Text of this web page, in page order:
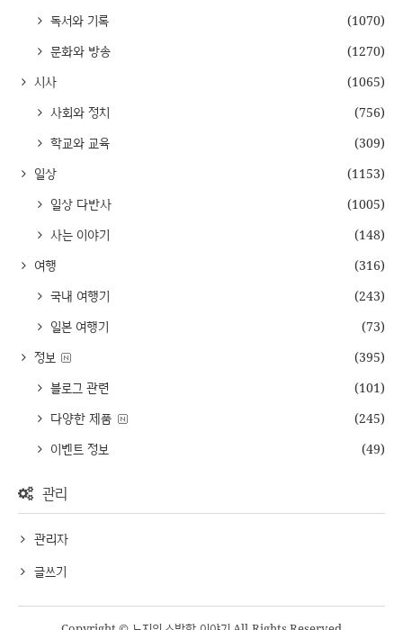
독서와 기록
(1070)
문화와 방송
(1270)
시사
(1065)
사회와 정치
(756)
학교와 교육
(309)
일상
(1153)
일상 다반사
(1005)
사는 이야기
(148)
여행
(316)
국내 여행기
(243)
일본 여행기
(73)
정보
(395)
블로그 관련
(101)
다양한 제품
(245)
이벤트 정보
(49)
관리
관리자
글쓰기